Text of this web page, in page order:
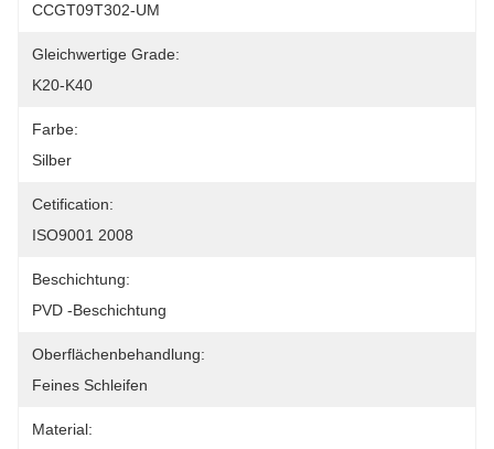
CCGT09T302-UM
Gleichwertige Grade:
K20-K40
Farbe:
Silber
Cetification:
ISO9001 2008
Beschichtung:
PVD -Beschichtung
Oberflächenbehandlung:
Feines Schleifen
Material: